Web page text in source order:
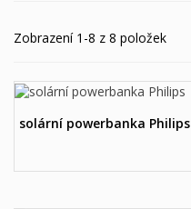
Zobrazení 1-8 z 8 položek
solární powerbanka Philips